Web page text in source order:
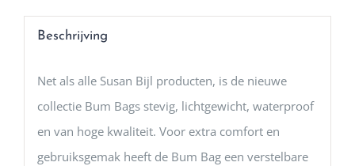
Beschrijving
Net als alle Susan Bijl producten, is de nieuwe
collectie Bum Bags stevig, lichtgewicht, waterproof
en van hoge kwaliteit. Voor extra comfort en
gebruiksgemak heeft de Bum Bag een verstelbare